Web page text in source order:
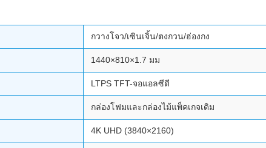
กวางโจว/เซินเจิ้น/ตงกวน/ฮ่องกง
1440×810×1.7 มม
LTPS TFT-จอแอลซีดี
กล่องโฟมและกล่องไม้แพ็คเกจเดิม
4K UHD (3840×2160)